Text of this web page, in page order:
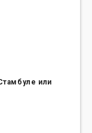
или